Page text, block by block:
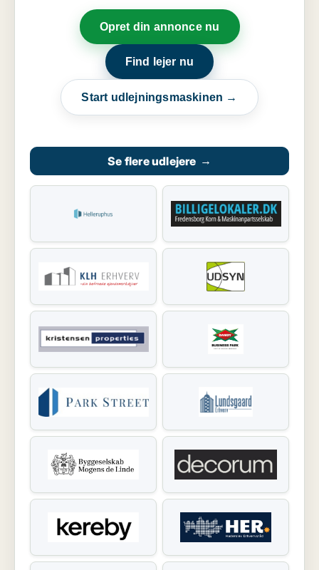
Opret din annonce nu
Find lejer nu
Start udlejningsmaskinen →
Se flere udlejere →